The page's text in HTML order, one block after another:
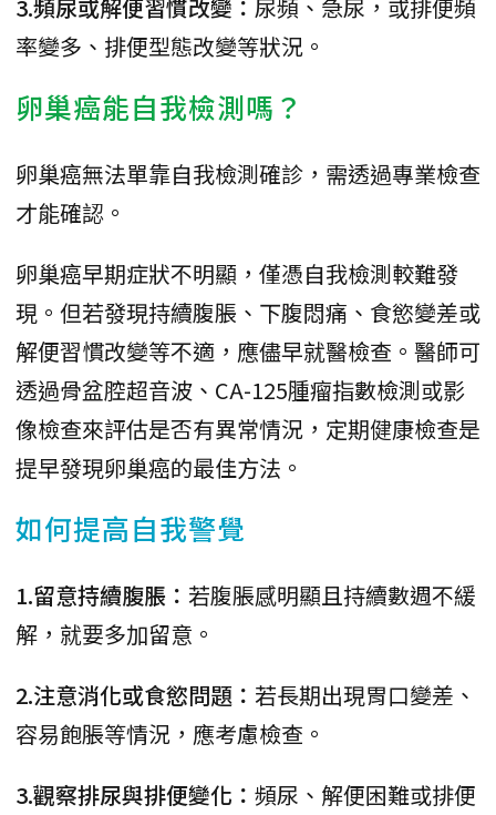
3.頻尿或解便習慣改變： 尿頻、急尿，或排便頻
率變多、排便型態改變等狀況。
卵巢癌能自我檢測嗎？
卵巢癌無法單靠自我檢測確診，需透過專業檢查
才能確認。
卵巢癌早期症狀不明顯，僅憑自我檢測較難發
現。但若發現持續腹脹、下腹悶痛、食慾變差或
解便習慣改變等不適，應儘早就醫檢查。醫師可
透過骨盆腔超音波、CA-125腫瘤指數檢測或影
像檢查來評估是否有異常情況，定期健康檢查是
提早發現卵巢癌的最佳方法。
如何提高自我警覺
1.留意持續腹脹： 若腹脹感明顯且持續數週不緩
解，就要多加留意。
2.注意消化或食慾問題： 若長期出現胃口變差、
容易飽脹等情況，應考慮檢查。
3.觀察排尿與排便變化： 頻尿、解便困難或排便